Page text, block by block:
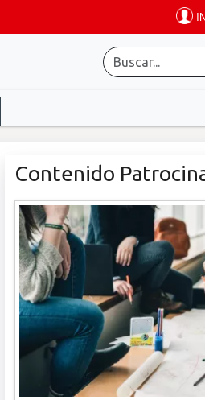
Contenido